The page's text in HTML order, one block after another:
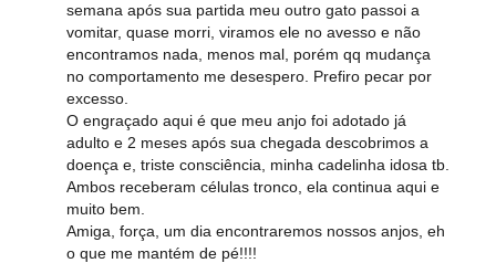
semana após sua partida meu outro gato passoi a
vomitar, quase morri, viramos ele no avesso e não
encontramos nada, menos mal, porém qq mudança
no comportamento me desespero. Prefiro pecar por
excesso.
O engraçado aqui é que meu anjo foi adotado já
adulto e 2 meses após sua chegada descobrimos a
doença e, triste consciência, minha cadelinha idosa tb.
Ambos receberam células tronco, ela continua aqui e
muito bem.
Amiga, força, um dia encontraremos nossos anjos, eh
o que me mantém de pé!!!!